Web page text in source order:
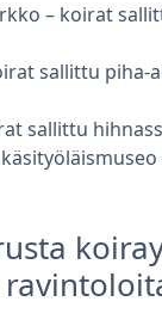
– koirat
sallittu piha-
sallittu